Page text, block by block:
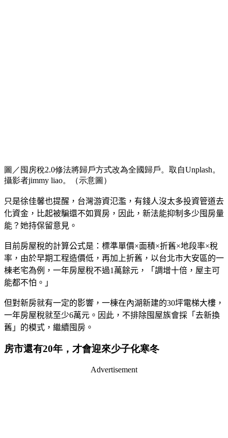
圖／囤房稅2.0修法將歸戶方式改為全國歸戶。取自Unplash。
攝影者jimmy liao。（示意圖）
只是徐佳馨也提醒，台灣游資氾濫，有錢人沒太多投資管道去
化資金，比起被騙還不如買房，因此，新法能抑制多少囤房量
能？她持保留意見。
目前房屋稅的計算公式是：標準單價×面積×折舊×地段率×稅
率，由於早期工程造價低，再加上折舊，以台北市大安區的一
棟老宅為例，一年房屋稅不過1 萬餘元，「調增十倍，屋主可
能都不怕。」
但對新房就有一定的影響，一棟在內湖新建的30坪電梯大樓，
一年房屋稅就至少6萬元。因此，不排除囤屋族會採「去新換
舊」的模式，繼續囤房。
房市還有20年，才會迎來少子化寒冬
Advertisement